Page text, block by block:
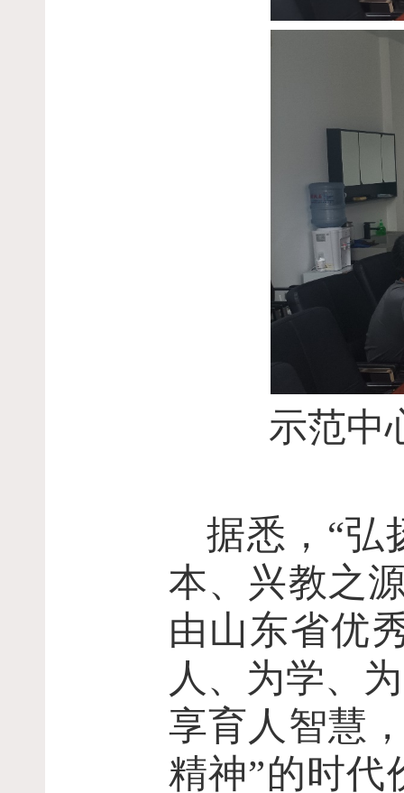
示范中
据悉，“弘
本、兴教之
由山东省优
人、为学、
享育人智慧
精神”的时代